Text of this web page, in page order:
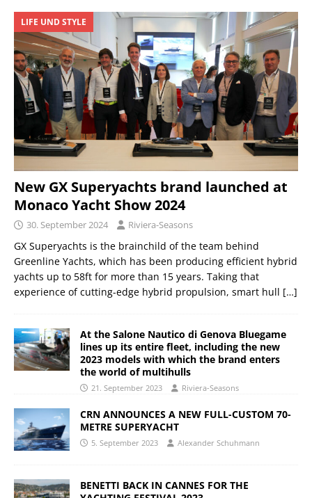
LIFE UND STYLE
New GX Superyachts brand launched at
Monaco Yacht Show 2024
30. September 2024 Riviera-Seasons
GX Superyachts is the brainchild of the team behind
Greenline Yachts, which has been producing efficient hybrid
yachts up to 58ft for more than 15 years. Taking that
experience of cutting-edge hybrid propulsion, smart hull […]
At the Salone Nautico di Genova Bluegame
lines up its entire fleet, including the new
2023 models with which the brand enters
the world of multihulls
21. September 2023 Riviera-Seasons
CRN ANNOUNCES A NEW FULL-CUSTOM 70-
METRE SUPERYACHT
5. September 2023 Alexander Schuhmann
BENETTI BACK IN CANNES FOR THE